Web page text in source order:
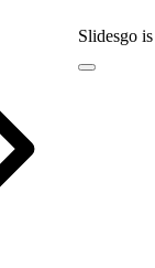
Slidesgo